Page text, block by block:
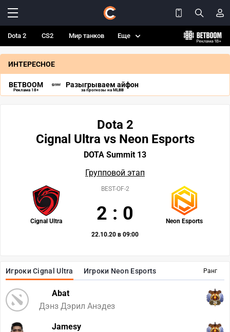
Dota 2 CS2 Мир танков Еще
ИНТЕРЕСНОЕ
BETBOOM
Реклама 18+
Разыгрываем айфон
за прогнозы на MLBB
Ранг
Игроки Cignal Ultra Игроки Neon Esports
Abat
Дэнз Дэрил Анэдез
26
Jamesy
Dota 2
Cignal Ultra vs Neon Esports
DOTA Summit 13
Групповой этап
Cignal Ultra Neon Esports
BEST-OF-2
2 : 0
22.10.20 в 09:00